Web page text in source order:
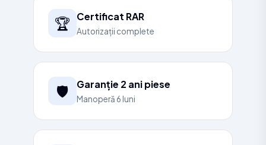
🏆 Certificat RAR
Autorizații complete
🛡️ Garanție 2 ani piese
Manoperă 6 luni